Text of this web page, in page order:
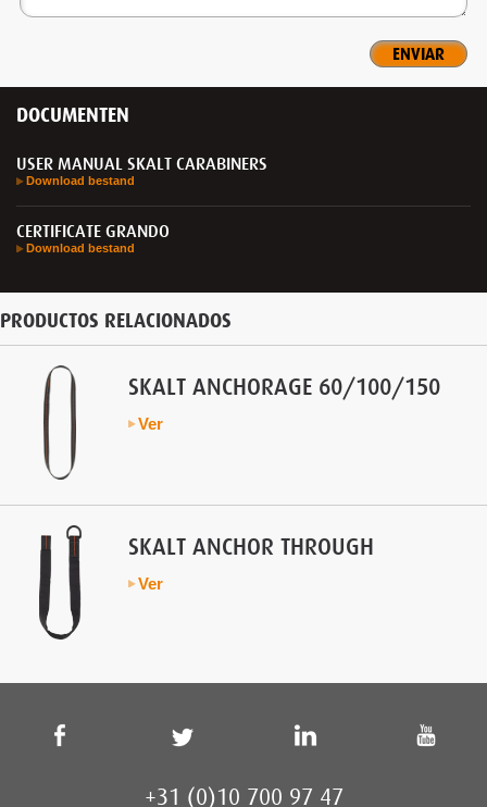
DOCUMENTEN
USER MANUAL SKALT CARABINERS
Download bestand
CERTIFICATE GRANDO
Download bestand
PRODUCTOS RELACIONADOS
SKALT ANCHORAGE 60/100/150
Ver
SKALT ANCHOR THROUGH
Ver
+31 (0)10 700 97 47